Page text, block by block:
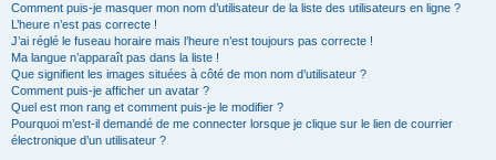
Comment puis-je masquer mon nom d’utilisateur de la liste des utilisateurs en ligne ?
L’heure n’est pas correcte !
J’ai réglé le fuseau horaire mais l’heure n’est toujours pas correcte !
Ma langue n’apparaît pas dans la liste !
Que signifient les images situées à côté de mon nom d’utilisateur ?
Comment puis-je afficher un avatar ?
Quel est mon rang et comment puis-je le modifier ?
Pourquoi m’est-il demandé de me connecter lorsque je clique sur le lien de courrier
électronique d’un utilisateur ?